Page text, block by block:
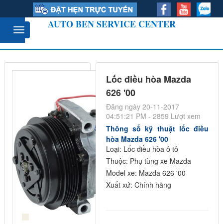
AUTO BEN SERVICE CENTER
Lốc điều hòa Mazda
626 '00
Đăng ngày 20-11-2017
04:51:21 PM - 2859 Lượt xem
Thông số kỹ thuật lốc điều
hòa Mazda 626 '00
Loại: Lốc điều hòa ô tô
Thuộc: Phụ tùng xe Mazda
Model xe: Mazda 626 '00
Xuất xứ: Chính hãng